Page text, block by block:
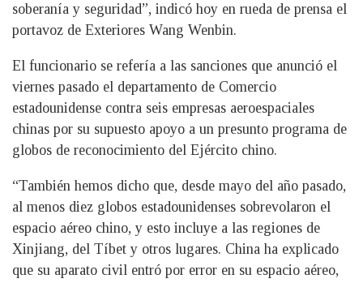
soberanía y seguridad”, indicó hoy en rueda de prensa el
portavoz de Exteriores Wang Wenbin.
El funcionario se refería a las sanciones que anunció el
viernes pasado el departamento de Comercio
estadounidense contra seis empresas aeroespaciales
chinas por su supuesto apoyo a un presunto programa de
globos de reconocimiento del Ejército chino.
“También hemos dicho que, desde mayo del año pasado,
al menos diez globos estadounidenses sobrevolaron el
espacio aéreo chino, y esto incluye a las regiones de
Xinjiang, del Tíbet y otros lugares. China ha explicado
que su aparato civil entró por error en su espacio aéreo,